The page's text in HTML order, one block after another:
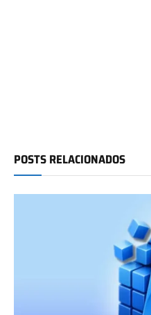
POSTS RELACIONADOS